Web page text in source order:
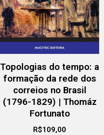
Topologias do tempo: a
formação da rede dos
correios no Brasil
(1796-1829) | Thomáz
Fortunato
R$109,00